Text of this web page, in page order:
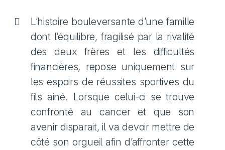
L’histoire bouleversante d’une famille
dont l’équilibre, fragilisé par la rivalité
des deux frères et les difficultés
financières, repose uniquement sur
les espoirs de réussites sportives du
fils ainé. Lorsque celui-ci se trouve
confronté au cancer et que son
avenir disparait, il va devoir mettre de
côté son orgueil afin d’affronter cette